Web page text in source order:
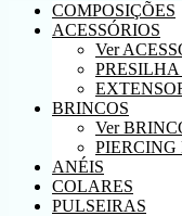
COMPOSIÇÕES
ACESSÓRIOS
Ver
BRINCOS
Ver
PIERCING
ANÉIS
COLARES
PULSEIRAS